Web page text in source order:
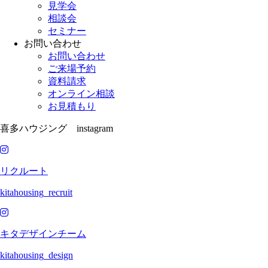
見学会
相談会
セミナー
お問い合わせ
お問い合わせ
ご来場予約
資料請求
オンライン相談
お見積もり
喜多ハウジング instagram
リクルート
kitahousing_recruit
キタデザインチーム
kitahousing_design